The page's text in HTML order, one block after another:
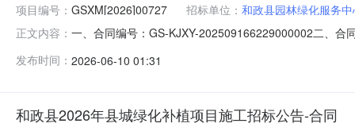
项目编号： GSXM[2026]00727 招标单位： 和政县园林绿化服务
正文内容： 一、合同编号：GS-KJXY-202509166229000002二、合
省临夏回族自治州和政县城关镇珠山西路一号商铺联系
发布时间： 2026-06-10 01:31
和政县2026年县城绿化补植项目施工招标公告-合同